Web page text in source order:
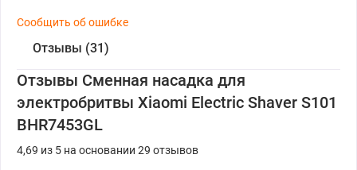
Сообщить об ошибке
Отзывы (31)
Отзывы Сменная насадка для
электробритвы Xiaomi Electric Shaver S101
BHR7453GL
4,69 из 5 на основании 29 отзывов